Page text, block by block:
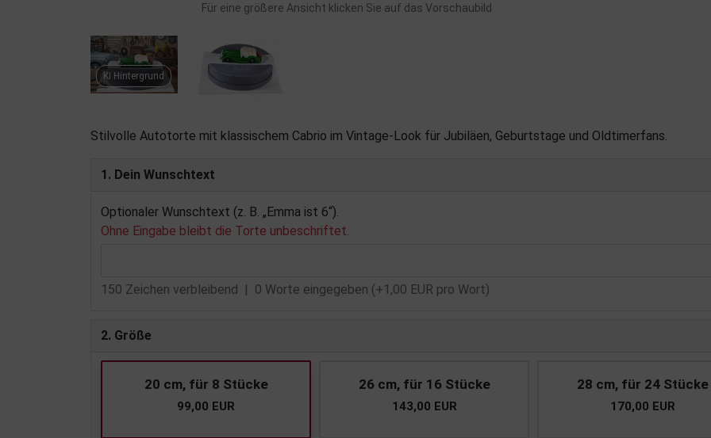
Für eine größere Ansicht klicken Sie auf das Vorschaubild
KI Hintergrund
Stilvolle Autotorte mit klassischem Cabrio im Vintage-Look für Jubiläen, Geburtstage und Oldtimerfans.
1. Dein Wunschtext
Optionaler Wunschtext (z. B. „Emma ist 6“).
Ohne Eingabe bleibt die Torte unbeschriftet.
150 Zeichen verbleibend | 0 Worte eingegeben (+1,00 EUR pro Wort)
2. Größe
20 cm, für 8 Stücke
99,00 EUR
26 cm, für 16 Stücke
143,00 EUR
28 cm, für 24 Stücke
170,00 EUR